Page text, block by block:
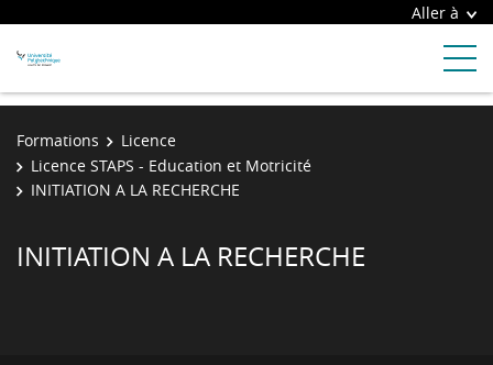
Aller à
Formations
Licence
Licence STAPS - Education et Motricité
INITIATION A LA RECHERCHE
INITIATION A LA RECHERCHE